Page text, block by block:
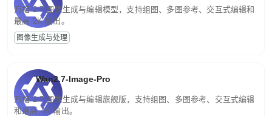
万相 2.7 图像生成与编辑模型，支持组图、多图参考、交互式编辑和
最高 2K 输出。
图像生成与处理
Wan2.7-Image-Pro
万相 2.7 图像生成与编辑旗舰版，支持组图、多图参考、交互式编辑
和最高 4K 输出。